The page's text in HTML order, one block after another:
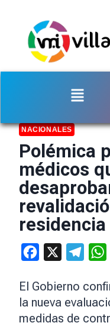
NACIONALES
Polémica
médicos
residencia
Facebook
El Gobierno
la nueva
medidas de